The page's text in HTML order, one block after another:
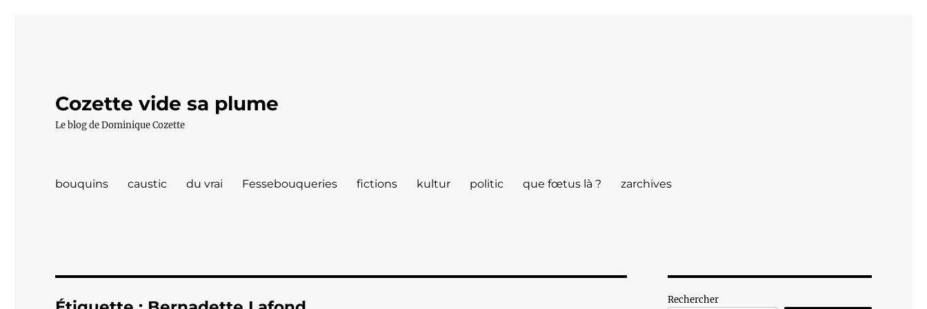
Cozette vide sa plume
Le blog de Dominique Cozette
bouquins caustic du vrai Fessebouqueries fictions kultur politic que fœtus là ? zarchives
Rechercher